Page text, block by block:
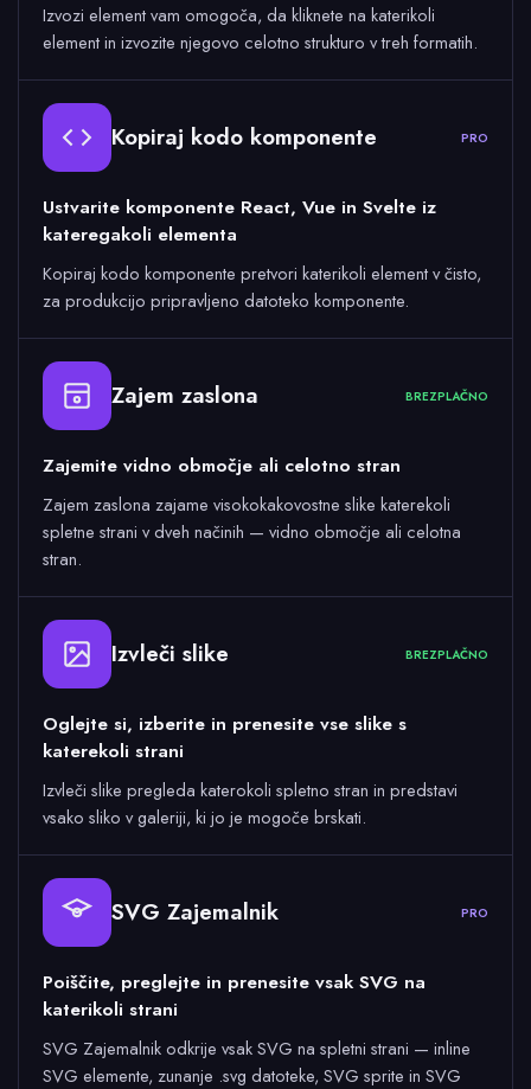
Izvozi element vam omogoča, da kliknete na katerikoli
element in izvozite njegovo celotno strukturo v treh formatih.
Kopiraj kodo komponente PRO
Ustvarite komponente React, Vue in Svelte iz
kateregakoli elementa
Kopiraj kodo komponente pretvori katerikoli element v čisto,
za produkcijo pripravljeno datoteko komponente.
Zajem zaslona BREZPLAČNO
Zajemite vidno območje ali celotno stran
Zajem zaslona zajame visokokakovostne slike katerekoli
spletne strani v dveh načinih — vidno območje ali celotna
stran.
Izvleči slike BREZPLAČNO
Oglejte si, izberite in prenesite vse slike s
katerekoli strani
Izvleči slike pregleda katerokoli spletno stran in predstavi
vsako sliko v galeriji, ki jo je mogoče brskati.
SVG Zajemalnik PRO
Poiščite, preglejte in prenesite vsak SVG na
katerikoli strani
SVG Zajemalnik odkrije vsak SVG na spletni strani — inline
SVG elemente, zunanje .svg datoteke, SVG sprite in SVG